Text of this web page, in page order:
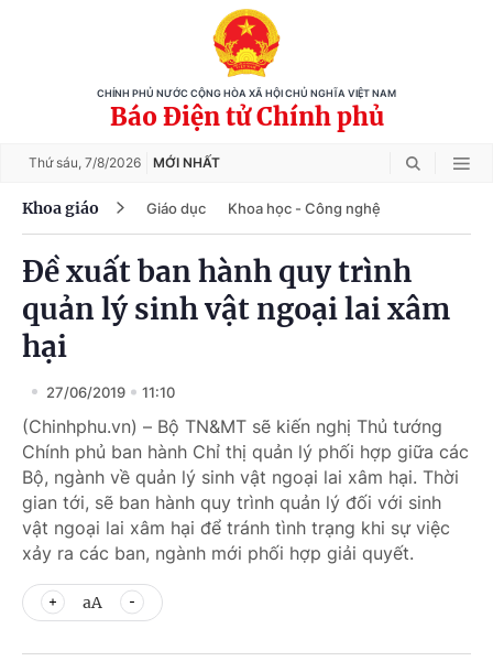
CHÍNH PHỦ NƯỚC CỘNG HÒA XÃ HỘI CHỦ NGHĨA VIỆT NAM
Báo Điện tử Chính phủ
Thứ sáu, 7/8/2026 MỚI NHẤT
Khoa giáo Giáo dục Khoa học - Công nghệ
Đề xuất ban hành quy trình
quản lý sinh vật ngoại lai xâm
hại
27/06/2019 11:10
(Chinhphu.vn) – Bộ TN&MT sẽ kiến nghị Thủ tướng
Chính phủ ban hành Chỉ thị quản lý phối hợp giữa các
Bộ, ngành về quản lý sinh vật ngoại lai xâm hại. Thời
gian tới, sẽ ban hành quy trình quản lý đối với sinh
vật ngoại lai xâm hại để tránh tình trạng khi sự việc
xảy ra các ban, ngành mới phối hợp giải quyết.
aA